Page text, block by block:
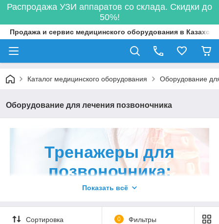
Распродажа УЗИ аппаратов со склада. Скидки до
50%!
Продажа и сервис медицинского оборудования в
Каталог медицинского оборудования Оборудование
Оборудование для лечения позвоночника
Тренажеры для
позвоночника:
терапия и
восстановление
Показать всё
Сортировка 0 Фильтры